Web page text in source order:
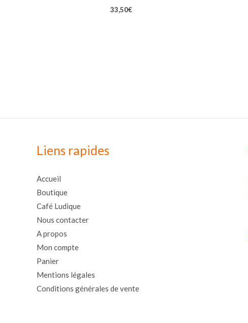
33,50€
Liens rapides
Accueil
Boutique
Café Ludique
Nous contacter
A propos
Mon compte
Panier
Mentions légales
Conditions générales de vente